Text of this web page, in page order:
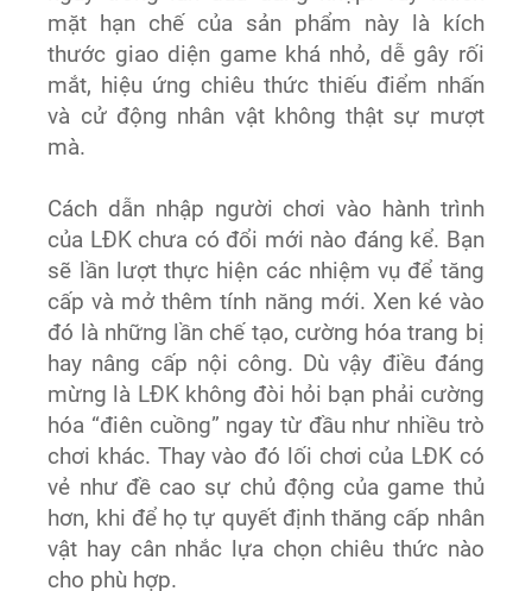
mặt hạn chế của sản phẩm này là kích
thước giao diện game khá nhỏ, dễ gây rối
mắt, hiệu ứng chiêu thức thiếu điểm nhấn
và cử động nhân vật không thật sự mượt
mà.
Cách dẫn nhập người chơi vào hành trình
của LĐK chưa có đổi mới nào đáng kể. Bạn
sẽ lần lượt thực hiện các nhiệm vụ để tăng
cấp và mở thêm tính năng mới. Xen ké vào
đó là những lần chế tạo, cường hóa trang bị
hay nâng cấp nội công. Dù vậy điều đáng
mừng là LĐK không đòi hỏi bạn phải cường
hóa “điên cuồng” ngay từ đầu như nhiều trò
chơi khác. Thay vào đó lối chơi của LĐK có
vẻ như đề cao sự chủ động của game thủ
hơn, khi để họ tự quyết định thăng cấp nhân
vật hay cân nhắc lựa chọn chiêu thức nào
cho phù hợp.